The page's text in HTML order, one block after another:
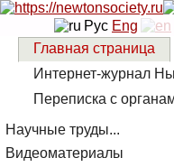
Рус Eng
Главная страница
Интернет-журнал
Переписка с
Научные труды...
Видеоматериалы